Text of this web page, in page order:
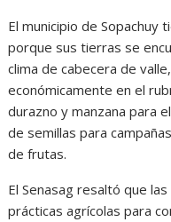
El municipio de Sopachuy
porque sus tierras se
clima de cabecera de
económicamente en el
durazno y manzana para
de semillas para
de frutas.
El Senasag resaltó que
prácticas agrícolas para